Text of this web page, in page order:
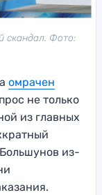
скандал. Фото:
омрачен
не только
из главных
из-